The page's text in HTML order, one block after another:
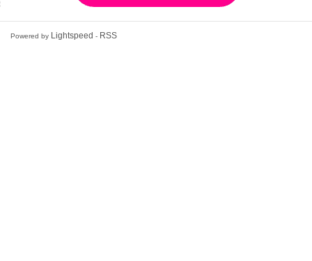
Powered by Lightspeed - RSS